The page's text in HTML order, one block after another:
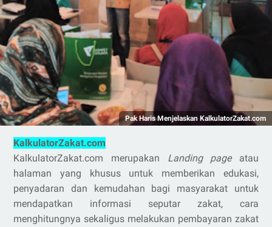
Pak Haris Menjelaskan KalkulatorZakat.com
KalkulatorZakat.com
KalkulatorZakat.com merupakan Landing page atau
halaman yang khusus untuk memberikan edukasi,
penyadaran dan kemudahan bagi masyarakat untuk
mendapatkan informasi seputar zakat, cara
menghitungnya sekaligus melakukan pembayaran zakat